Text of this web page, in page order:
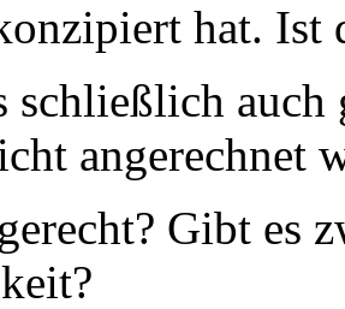
hat. Ist
schließlich auch
angerechnet
Gibt es